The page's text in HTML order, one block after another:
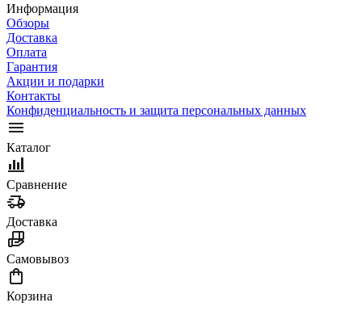
Информация
Обзоры
Доставка
Оплата
Гарантия
Акции и подарки
Контакты
Конфиденциальность и защита персональных данных
Каталог
Сравнение
Доставка
Самовывоз
Корзина